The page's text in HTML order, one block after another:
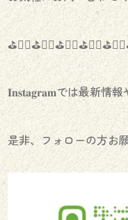
𝐈𝐧𝐬𝐭𝐚𝐠𝐫𝐚𝐦では最新情
是非、フォローの方お